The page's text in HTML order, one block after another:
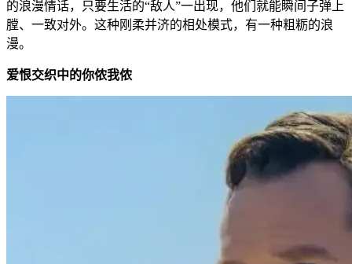
的浪漫情话，只要生活的“敌人”一出现，他们就能瞬间子弹上
膛、一致对外。这种刚柔并济的相处模式，有一种粗粝的浪
漫。
爱恨交织中的你侬我侬